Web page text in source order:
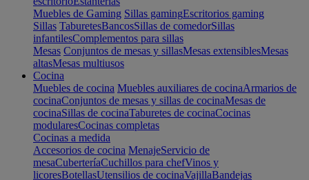
Muebles de Gaming Sillas gamingEscritorios gaming
Sillas TaburetesBancosSillas de comedorSillas
infantilesComplementos para sillas
Mesas Conjuntos de mesas y sillasMesas extensiblesMesas
altasMesas multiusos
Cocina
Muebles de cocina Muebles auxiliares de cocinaArmarios de
cocinaConjuntos de mesas y sillas de cocinaMesas de
cocinaSillas de cocinaTaburetes de cocinaCocinas
modularesCocinas completas
Cocinas a medida
Accesorios de cocina MenajeServicio de
mesaCuberteríaCuchillos para chefVinos y
licoresBotellasUtensilios de cocinaVajillaBandejas